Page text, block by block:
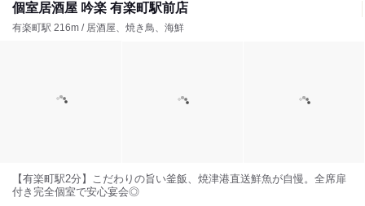
個室居酒屋 吟楽 有楽町駅前店
有楽町駅 216m / 居酒屋、焼き鳥、海鮮
【有楽町駅2分】こだわりの旨い釜飯、焼津港直送鮮魚が自慢。全席扉
付き完全個室で安心宴会◎